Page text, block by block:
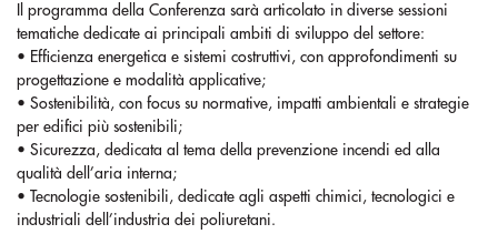
Il programma della Conferenza sarà articolato in diverse sessioni
tematiche dedicate ai principali ambiti di sviluppo del settore:
• Efficienza energetica e sistemi costruttivi, con approfondimenti su
progettazione e modalità applicative;
• Sostenibilità, con focus su normative, impatti ambientali e strategie
per edifici più sostenibili;
• Sicurezza, dedicata al tema della prevenzione incendi ed alla
qualità dell’aria interna;
• Tecnologie sostenibili, dedicate agli aspetti chimici, tecnologici e
industriali dell’industria dei poliuretani.